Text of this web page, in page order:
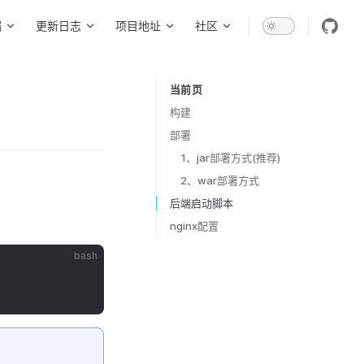
更新日志 项目地址 社区
当前页
Table of Contents for current page
构建
部署
1、jar部署方式(推荐)
2、war部署方式
后端启动脚本
nginx配置
bash